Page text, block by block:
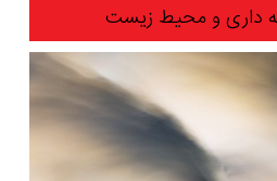
داری و محیط زیست